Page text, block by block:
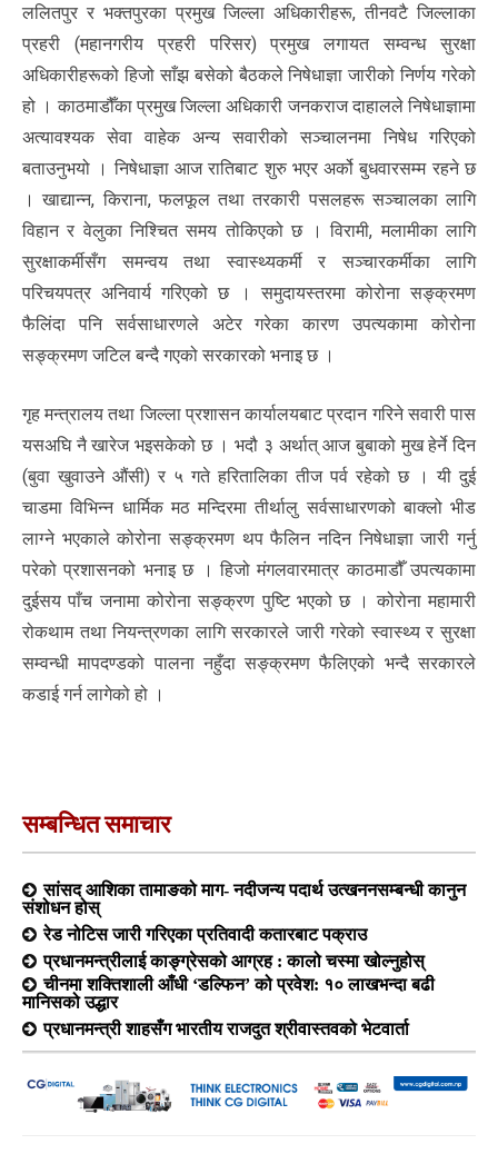
ललितपुर र भक्तपुरका प्रमुख जिल्ला अधिकारीहरू, तीनवटै जिल्लाका
प्रहरी (महानगरीय प्रहरी परिसर) प्रमुख लगायत सम्वन्ध सुरक्षा
अधिकारीहरूको हिजो साँझ बसेको बैठकले निषेधाज्ञा जारीको निर्णय गरेको
हो । काठमाडौँका प्रमुख जिल्ला अधिकारी जनकराज दाहालले निषेधाज्ञामा
अत्यावश्यक सेवा वाहेक अन्य सवारीको सञ्चालनमा निषेध गरिएको
बताउनुभयो । निषेधाज्ञा आज रातिबाट शुरु भएर अर्को बुधवारसम्म रहने छ
। खाद्यान्न, किराना, फलफूल तथा तरकारी पसलहरू सञ्चालका लागि
विहान र वेलुका निश्चित समय तोकिएको छ । विरामी, मलामीका लागि
सुरक्षाकर्मीसँग समन्वय तथा स्वास्थ्यकर्मी र सञ्चारकर्मीका लागि
परिचयपत्र अनिवार्य गरिएको छ । समुदायस्तरमा कोरोना सङ्क्रमण
फैलिंदा पनि सर्वसाधारणले अटेर गरेका कारण उपत्यकामा कोरोना
सङ्क्रमण जटिल बन्दै गएको सरकारको भनाइ छ ।
गृह मन्त्रालय तथा जिल्ला प्रशासन कार्यालयबाट प्रदान गरिने सवारी पास
यसअघि नै खारेज भइसकेको छ । भदौ ३ अर्थात् आज बुबाको मुख हेर्ने दिन
(बुवा खुवाउने औंसी) र ५ गते हरितालिका तीज पर्व रहेको छ । यी दुई
चाडमा विभिन्न धार्मिक मठ मन्दिरमा तीर्थालु सर्वसाधारणको बाक्लो भीड
लाग्ने भएकाले कोरोना सङ्क्रमण थप फैलिन नदिन निषेधाज्ञा जारी गर्नु
परेको प्रशासनको भनाइ छ । हिजो मंगलवारमात्र काठमाडौँ उपत्यकामा
दुईसय पाँच जनामा कोरोना सङ्क्रण पुष्टि भएको छ । कोरोना महामारी
रोकथाम तथा नियन्त्रणका लागि सरकारले जारी गरेको स्वास्थ्य र सुरक्षा
सम्वन्धी मापदण्डको पालना नहुँदा सङ्क्रमण फैलिएको भन्दै सरकारले
कडाई गर्न लागेको हो ।
सम्बन्धित समाचार
सांसद आशिका तामाङको माग- नदीजन्य पदार्थ उत्खननसम्बन्धी कानुन
संशोधन होस्
रेड नोटिस जारी गरिएका प्रतिवादी कतारबाट पक्राउ
प्रधानमन्त्रीलाई काङ्ग्रेसको आग्रह : कालो चस्मा खोल्नुहोस्
चीनमा शक्तिशाली आँधी ‘डल्फिन’ को प्रवेश: १० लाखभन्दा बढी
मानिसको उद्धार
प्रधानमन्त्री शाहसँग भारतीय राजदुत श्रीवास्तवको भेटवार्ता